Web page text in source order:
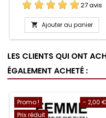
TÉLÉCHARGEMENT
27 avis
 Ajouter au panier
LES CLIENTS QUI ONT
ÉGALEMENT ACHETÉ :
- 2,00 €
Promo !
Prix réduit